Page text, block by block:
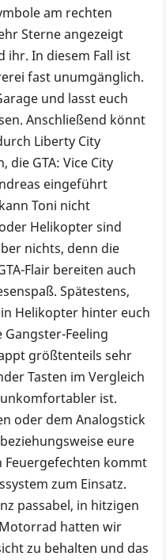
am rechten
Sterne angezeigt
ihr. In diesem Fall ist
fast unumgänglich.
und lasst euch
Anschließend könnt
Liberty City
die GTA: Vice City
eingeführt
Toni nicht
Helikopter sind
nichts, denn die
Flair bereiten auch
Spätestens,
Helikopter hinter euch
Feeling
größtenteils sehr
Tasten im Vergleich
ist.
oder dem Analogstick
eure
Feuergefechten kommt
zum Einsatz.
passabel, in hitzigen
hatten wir
zu behalten und das